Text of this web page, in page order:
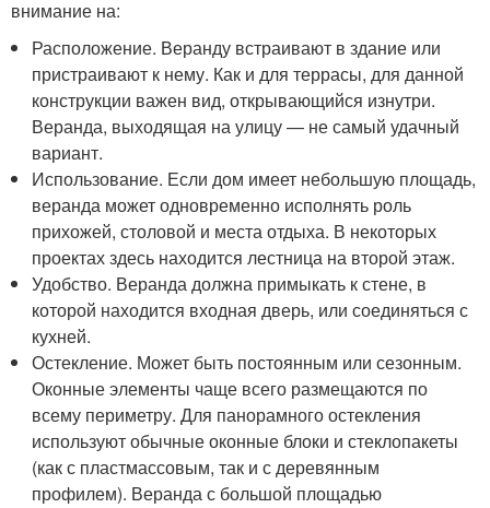
внимание на:
Расположение. Веранду встраивают в здание или
пристраивают к нему. Как и для террасы, для данной
конструкции важен вид, открывающийся изнутри.
Веранда, выходящая на улицу — не самый удачный
вариант.
Использование. Если дом имеет небольшую площадь,
веранда может одновременно исполнять роль
прихожей, столовой и места отдыха. В некоторых
проектах здесь находится лестница на второй этаж.
Удобство. Веранда должна примыкать к стене, в
которой находится входная дверь, или соединяться с
кухней.
Остекление. Может быть постоянным или сезонным.
Оконные элементы чаще всего размещаются по
всему периметру. Для панорамного остекления
используют обычные оконные блоки и стеклопакеты
(как с пластмассовым, так и с деревянным
профилем). Веранда с большой площадью